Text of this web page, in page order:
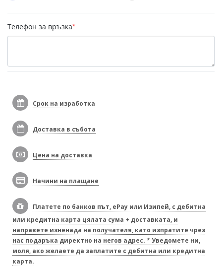
Телефон за връзка*
Срок на изработка
Доставка в събота
Цена на доставка
Начини на плащане
Платете по банков път, ePay или Изипей, с дебитна
или кредитна карта цялата сума + доставката, и
направете изненада на получателя, като изпратите чрез
нас подаръка директно на негов адрес. * Уведомете ни,
моля, ако желаете да заплатите с дебитна или кредитна
карта.